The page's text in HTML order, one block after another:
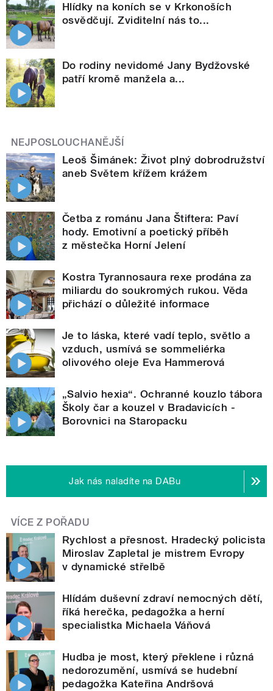
Hlídky na koních se v Krkonoších
osvědčují. Zviditelní nás to...
Do rodiny nevidomé Jany Bydžovské
patří kromě manžela a...
NEJPOSLOUCHANĚJŠÍ
Leoš Šimánek: Život plný dobrodružství
aneb Světem křížem krážem
Četba z románu Jana Štiftera: Paví
hody. Emotivní a poetický příběh
z městečka Horní Jelení
Kostra Tyrannosaura rexe prodána za
miliardu do soukromých rukou. Věda
přichází o důležité informace
Je to láska, které vadí teplo, světlo a
vzduch, usmívá se sommeliérka
olivového oleje Eva Hammerová
„Salvio hexia“. Ochranné kouzlo tábora
Školy čar a kouzel v Bradavicích -
Borovnici na Staropacku
Jak nás naladíte na DABu
VÍCE Z POŘADU
Rychlost a přesnost. Hradecký policista
Miroslav Zapletal je mistrem Evropy
v dynamické střelbě
Hlídám duševní zdraví nemocných dětí,
říká herečka, pedagožka a herní
specialistka Michaela Váňová
Hudba je most, který překlene i různá
nedorozumění, usmívá se hudební
pedagožka Kateřina Andršová